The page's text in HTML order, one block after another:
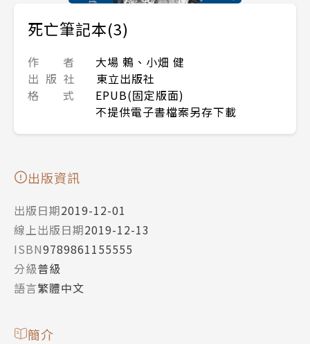
死亡筆記本(3)
作 者
大場 鶫、小畑 健
出 版 社
東立出版社
格 式
EPUB(固定版面)
不提供電子書檔案另存下載
出版資訊
出版日期2019-12-01
線上出版日期2019-12-13
ISBN9789861155555
分級普級
語言繁體中文
簡介